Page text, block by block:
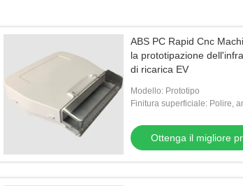
ABS PC Rapid Cnc
la prototipazione
di ricarica EV
Modello: Prototipo
Finitura superficiale: Polire,
Ottenga il migliore